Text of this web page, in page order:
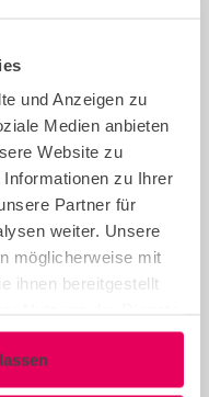
und Anzeigen zu
Medien anbieten
Website zu
zu Ihrer
Partner für
weiter. Unsere
möglicherweise mit
ihnen bereitgestellt
218